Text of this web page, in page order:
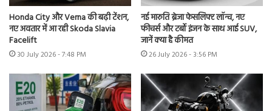
Honda City और Verna की बढ़ी टेंशन,
नए अवतार में आ रही Skoda Slavia
Facelift
30 July 2026 - 7:48 PM
नई मारुति ब्रेजा फेसलिफ्ट लॉन्च, नए
फीचर्स और टर्बो इंजन के साथ आई SUV,
जानें क्या है कीमत
26 July 2026 - 3:56 PM